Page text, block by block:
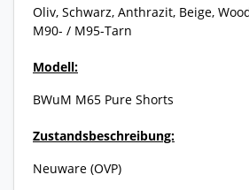
Oliv, Schwarz, Anthrazit, Beige,
M90- / M95-Tarn
Modell:
BWuM M65 Pure Shorts
Zustandsbeschreibung:
Neuware (OVP)